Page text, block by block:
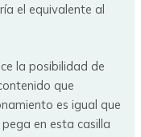
el equivalente al
la posibilidad de
que
es igual que
en esta casilla